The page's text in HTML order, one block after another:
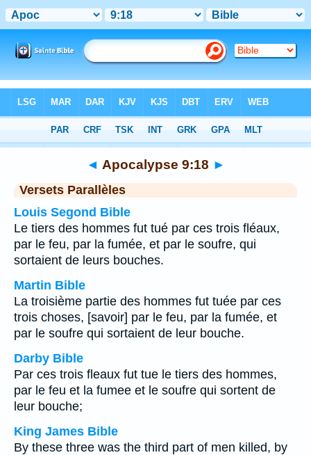
Chapitre 9 > Verset 18
◄ Apocalypse 9:18 ►
Versets Parallèles
Louis Segond Bible
Le tiers des hommes fut tué par ces trois fléaux,
par le feu, par la fumée, et par le soufre, qui
sortaient de leurs bouches.
Martin Bible
La troisième partie des hommes fut tuée par ces
trois choses, [savoir] par le feu, par la fumée, et
par le soufre qui sortaient de leur bouche.
Darby Bible
Par ces trois fleaux fut tue le tiers des hommes,
par le feu et la fumee et le soufre qui sortent de
leur bouche;
King James Bible
By these three was the third part of men killed, by